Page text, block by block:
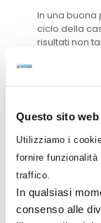
Questo sito
Utilizziamo i
fornire
traffico.
In qualsiasi
consenso alle
In una buona
ciclo della
risultati non
ritrosia nel
patrimoniale.
situazione e